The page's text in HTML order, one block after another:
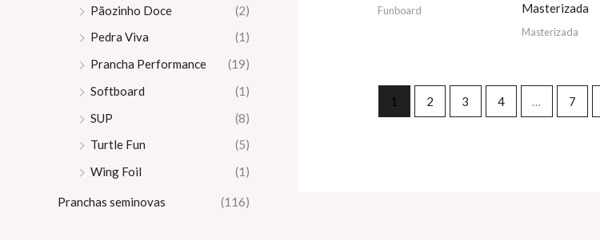
Pãozinho Doce
(2)
Pedra Viva
(1)
Prancha Performance
(19)
Softboard
(1)
SUP
(8)
Turtle Fun
(5)
Wing Foil
(1)
Pranchas seminovas (116)
Funboard
Masterizada
Masterizada
1 2 3 4 … 7